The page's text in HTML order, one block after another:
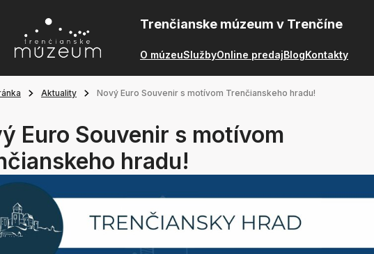
Trenčianske múzeum v Trenčíne
O múzeuSlužbyOnline predajBlogKontakty
Aktuality Nový Euro Souvenir s motívom Trenčianskeho hradu!
Euro Souvenir s motívom
hradu!